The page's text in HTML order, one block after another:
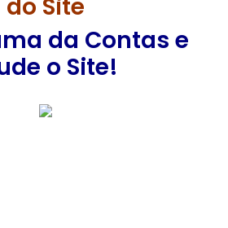
do Site
da Contas e
o Site!